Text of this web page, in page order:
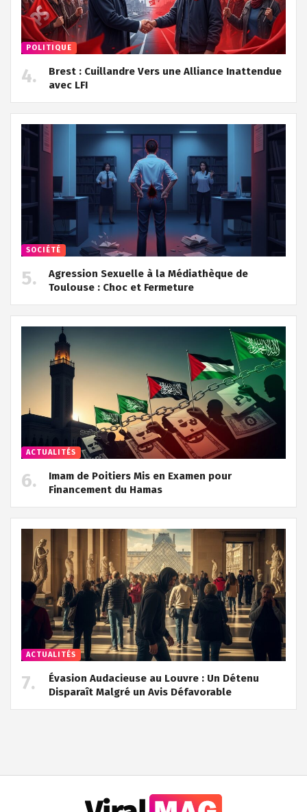
POLITIQUE
Brest : Cuillandre Vers une Alliance Inattendue
avec LFI
SOCIÉTÉ
Agression Sexuelle à la Médiathèque de
Toulouse : Choc et Fermeture
ACTUALITÉS
Imam de Poitiers Mis en Examen pour
Financement du Hamas
ACTUALITÉS
Évasion Audacieuse au Louvre : Un Détenu
Disparaît Malgré un Avis Défavorable